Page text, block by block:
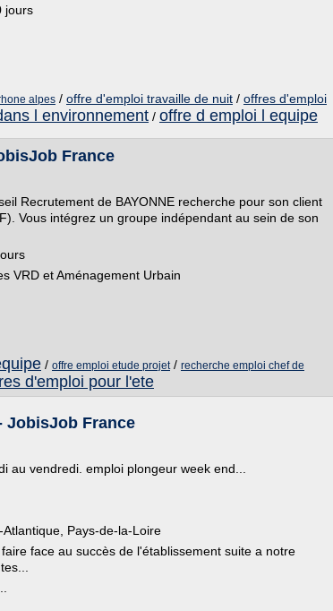
jours
alpes / offre d'emploi travaille de nuit / offres d'emploi
l environnement / offre d emploi l equipe
France
Recrutement de BAYONNE recherche pour son client
Vous intégrez un groupe indépendant au sein de son
VRD et Aménagement Urbain
/ offre emploi etude projet/ recherche emploi chef de
d'emploi pour l'ete
JobisJob France
au vendredi. emploi plongeur week end...
Atlantique, Pays-de-la-Loire
face au succès de l'établissement suite a notre